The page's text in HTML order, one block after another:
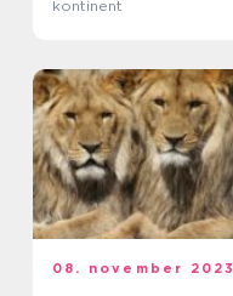
kontinent
08. november 2023